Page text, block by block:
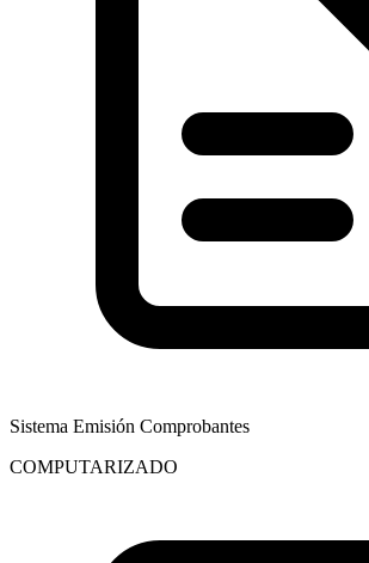
Sistema Emisión Comprobantes
COMPUTARIZADO